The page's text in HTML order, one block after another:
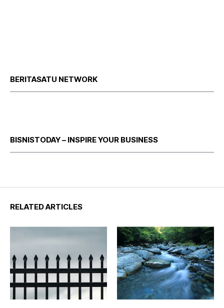
BERITASATU NETWORK
BISNISTODAY – INSPIRE YOUR BUSINESS
RELATED ARTICLES